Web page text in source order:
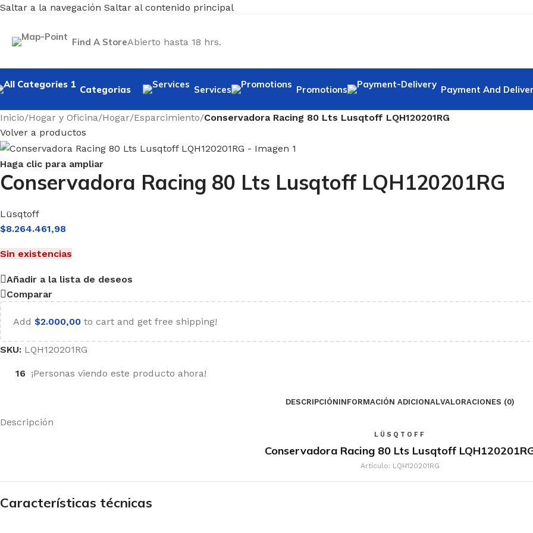
Saltar a la navegación Saltar al contenido principal
Find A StoreAbierto hasta 18 hrs.
Categorias Services Promotions Payment And
Inicio/Hogar y Oficina/Hogar/Esparcimiento/Conservadora Racing 80 Lts Lusqtoff LQH120201RG
Volver a productos
Haga clic para ampliar
Conservadora Racing 80 Lts Lusqtoff LQH120201RG
Lüsqtoff
$8.264.461,98
Sin existencias
Añadir a la lista de deseos
Comparar
Add $2.000,00 to cart and get free shipping!
SKU: LQH120201RG
16 ¡Personas viendo este producto ahora!
DESCRIPCIÓNINFORMACIÓN ADICIONALVALORACIONES (0)
Descripción
LÜSQTOFF
Conservadora Racing 80 Lts Lusqtoff
Artículo: LQH120201RG
Características técnicas